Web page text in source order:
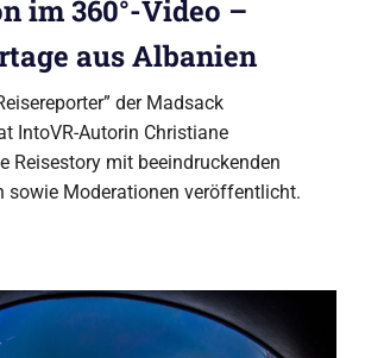
im 360°-Video –
aus Albanien
der Madsack
IntoVR-Autorin Christiane
Reisestory mit beeindruckenden
sowie Moderationen veröffentlicht.